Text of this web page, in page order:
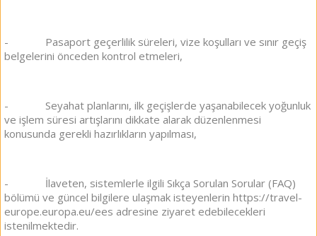
- Pasaport geçerlilik süreleri, vize koşulları ve sınır geçiş
belgelerini önceden kontrol etmeleri,
- Seyahat planlarını, ilk geçişlerde yaşanabilecek yoğunluk
ve işlem süresi artışlarını dikkate alarak düzenlenmesi
konusunda gerekli hazırlıkların yapılması,
- İlaveten, sistemlerle ilgili Sıkça Sorulan Sorular (FAQ)
bölümü ve güncel bilgilere ulaşmak isteyenlerin https://travel-
europe.europa.eu/ees adresine ziyaret edebilecekleri
istenilmektedir.